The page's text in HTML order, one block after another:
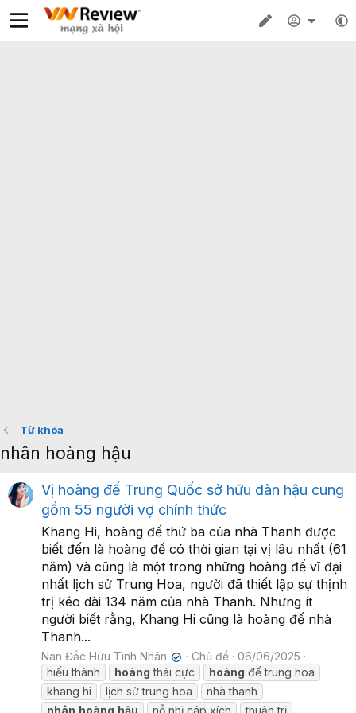
Từ khóa
nhân hoàng hậu
Vị hoàng đế Trung Quốc sở hữu dàn hậu cung
gồm 55 người vợ chính thức
Khang Hi, hoàng đế thứ ba của nhà Thanh được
biết đến là hoàng đế có thời gian tại vị lâu nhất (61
năm) và cũng là một trong những hoàng đế vĩ đại
nhất lịch sử Trung Hoa, người đã thiết lập sự thịnh
trị kéo dài 134 năm của nhà Thanh. Nhưng ít
người biết rằng, Khang Hi cũng là hoàng đế nhà
Thanh...
Nan Đắc Hữu Tình Nhân ✔ Chủ đề
06/06/2025
hiếu thành
hoàng thái cực hoàng đế trung hoa
khang hi
lịch sử trung hoa
nhà thanh